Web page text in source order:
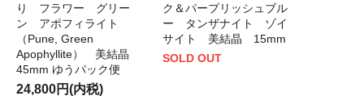
り フラワー グリー
ン アポフィライト
（Pune, Green
Apophyllite） 美結晶
45mm ゆうパック便
24,800円(内税)
ク＆パープリッシュブル
ー タンザナイト ゾイ
サイト 美結晶 15mm
SOLD OUT